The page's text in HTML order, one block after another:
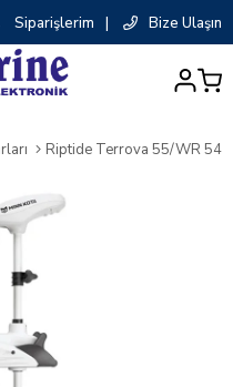
Siparişlerim | Bize Ulaşın
Riptide Terrova 55/WR 54''